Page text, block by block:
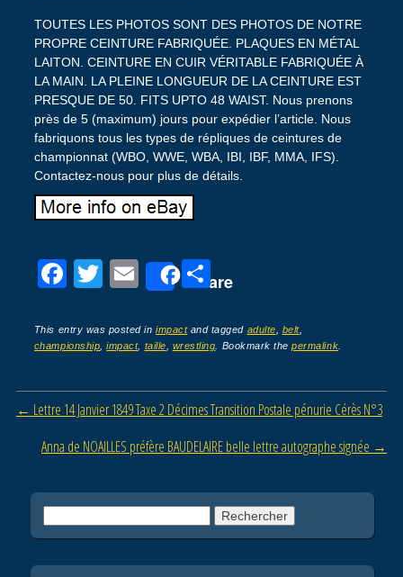
TOUTES LES PHOTOS SONT DES PHOTOS DE NOTRE
PROPRE CEINTURE FABRIQUÉE. PLAQUES EN MÉTAL
LAITON. CEINTURE EN CUIR VÉRITABLE FABRIQUÉE À
LA MAIN. LA PLEINE LONGUEUR DE LA CEINTURE EST
PRESQUE DE 50. FITS UPTO 48 WAIST. Nous prenons
près de 5 (maximum) jours pour expédier l’article. Nous
fabriquons tous les types de répliques de ceintures de
championnat (WBO, WWE, WBA, IBI, IBF, MMA, IFS).
Contactez-nous pour plus de détails.
F
c
e
b
o
o
T
tt
er
E
ail
Share
P
ta
g
er
This entry was posted inimpactand tagged adulte belt,
championship ,impact, taille wrestling . Bookmark thepermalink
Post navigation
← Lettre 14 Janvier 1849 Taxe 2 Décimes Transition Postale pénurie Cérès N°3
Anna de NOAILLES préfère BAUDELAIRE belle lettre autographe signée →